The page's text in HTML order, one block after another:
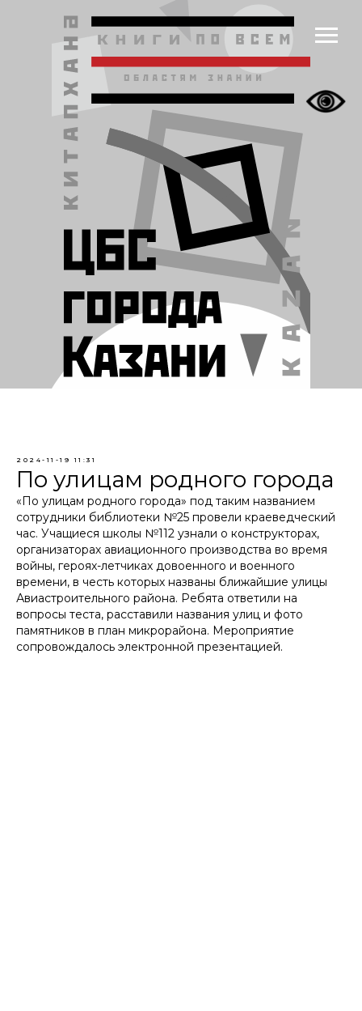
2024-11-19 11:31
По улицам родного города
«По улицам родного города» под таким названием
сотрудники библиотеки №25 провели краеведческий
час. Учащиеся школы №112 узнали о конструкторах,
организаторах авиационного производства во время
войны, героях-летчиках довоенного и военного
времени, в честь которых названы ближайшие улицы
Авиастроительного района. Ребята ответили на
вопросы теста, расставили названия улиц и фото
памятников в план микрорайона. Мероприятие
сопровождалось электронной презентацией.